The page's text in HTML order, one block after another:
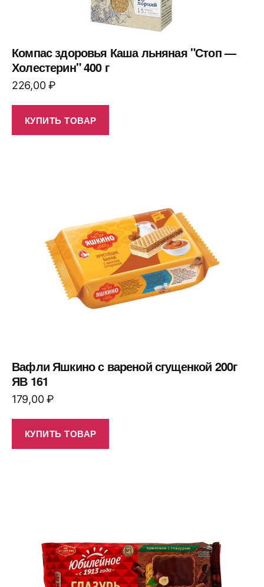
Компас здоровья Каша льняная "Стоп —
Холестерин" 400 г
226,00₽
КУПИТЬ ТОВАР
Вафли Яшкино с вареной сгущенкой 200г
ЯВ 161
179,00₽
КУПИТЬ ТОВАР